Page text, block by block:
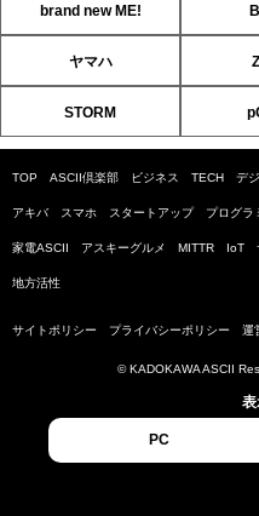
brand new ME!
ヤマハ
STORM
TOP ASCII倶楽部 ビジネス TECH デ
アキバ スマホ スタートアップ プログラ
家電ASCII アスキーグルメ MITTR IoT
地方活性
サイトポリシー プライバシーポリシー 運
© KADOKAWA ASCII
PC